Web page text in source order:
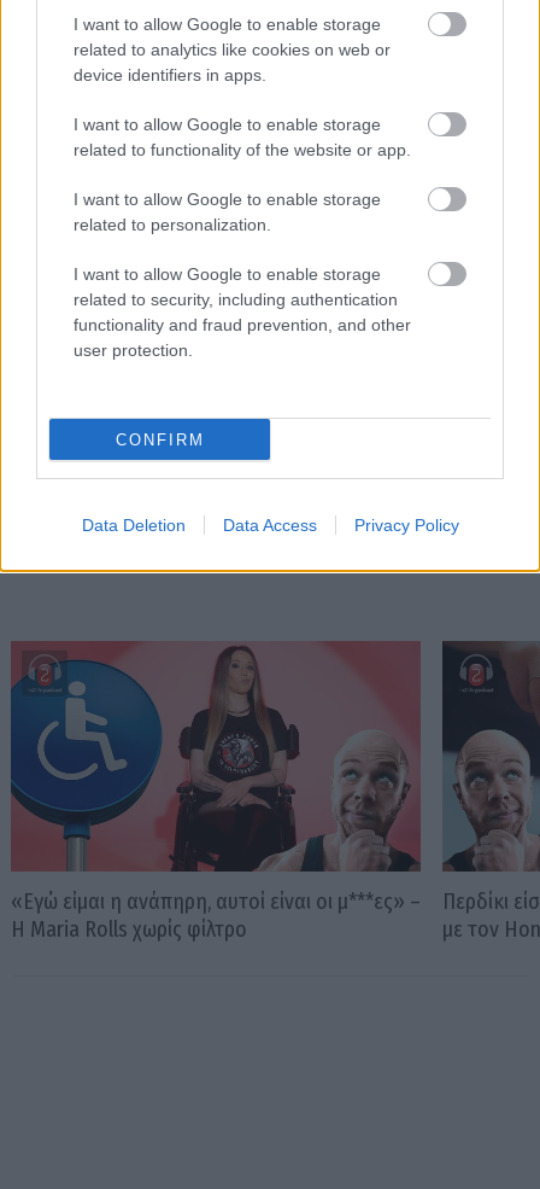
I want to allow Google to enable storage
related to analytics like cookies on web or
device identifiers in apps.
I want to allow Google to enable storage
related to functionality of the website or app.
I want to allow Google to enable storage
related to personalization.
I want to allow Google to enable storage
related to security, including authentication
functionality and fraud prevention, and other
user protection.
CONFIRM
Data Deletion Data Access Privacy Policy
Διαβάστε επίσης
νέους κανόνες από την ΕΕ
«Εγώ είμαι η ανάπηρη, αυτοί είναι οι μ***ες» –
Η Maria Rolls χωρίς φίλτρο
Περδίκι
με τον